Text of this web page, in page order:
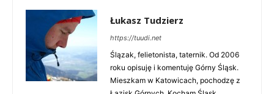
Łukasz Tudzierz
https://tuudi.net
Ślązak, felietonista, taternik. Od 2006
roku opisuję i komentuję Górny Śląsk.
Mieszkam w Katowicach, pochodzę z